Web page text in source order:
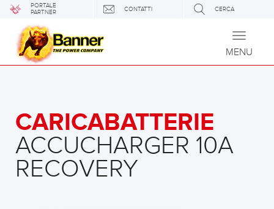
PORTALE
PARTNER
CONTATTI CERCA
Toggle
MENU
CARICABATTERIE
ACCUCHARGER 10A
RECOVERY